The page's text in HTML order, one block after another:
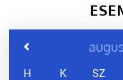
H K SZ